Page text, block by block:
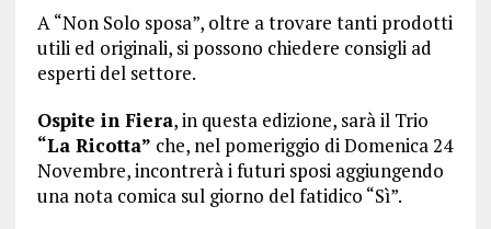
A “Non Solo sposa”, oltre a trovare tanti prodotti
utili ed originali, si possono chiedere consigli ad
esperti del settore.
Ospite in Fiera, in questa edizione, sarà il Trio
“La Ricotta” che, nel pomeriggio di Domenica 24
Novembre, incontrerà i futuri sposi aggiungendo
una nota comica sul giorno del fatidico “Sì”.